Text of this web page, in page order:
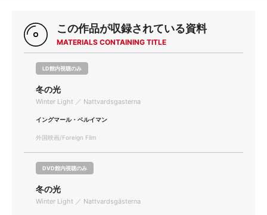
この作品が収録されている資料
MATERIALS CONTAINING TITLE
LD館内視聴のみ
冬の光
Winter Light ／ Nattvardsgasterna
イングマール・ベルイマン
外国映画/Foreign Film
DVD館内視聴のみ
冬の光
Winter Light ／ Nattvardsgästerna